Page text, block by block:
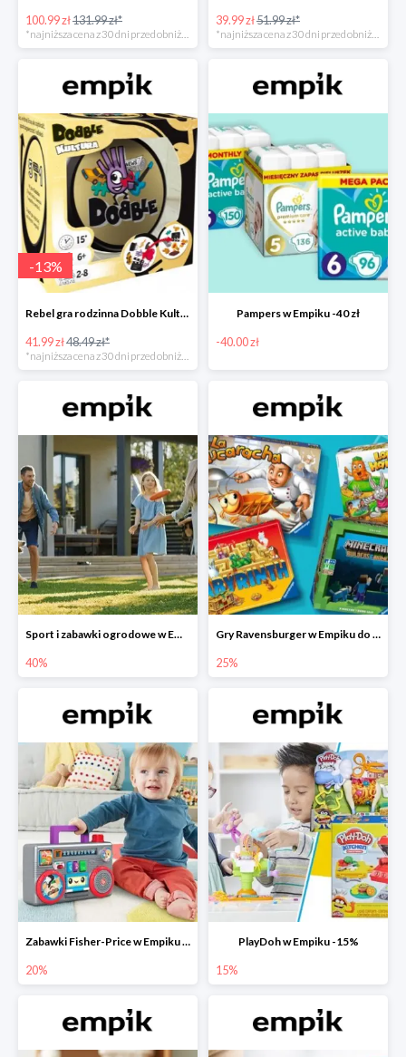
100.99 zł131.99 zł*
*najniższa cena z 30 dni przed obniżką
39.99 zł51.99 zł*
*najniższa cena z 30 dni przed obniżką
-13%
Rebel gra rodzinna Dobble Kultura w super cenie w Empiku Premium
41.99 zł48.49 zł*
Pampers w Empiku -40 zł
-40.00 zł
Sport i zabawki ogrodowe w Empiku do -40%
40%
Gry Ravensburger w Empiku do -25%
25%
Zabawki Fisher-Price w Empiku do -20%
20%
PlayDoh w Empiku -15%
15%